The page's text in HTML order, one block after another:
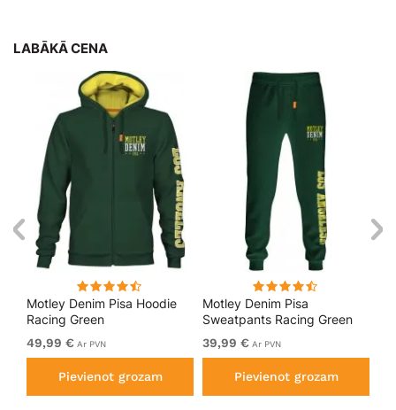
LABĀKĀ CENA
Motley Denim Pisa Hoodie
Racing Green
49,99 € Ar PVN
Pievienot grozam
Motley Denim Pisa
Sweatpants Racing Green
39,99 € Ar PVN
Pievienot grozam